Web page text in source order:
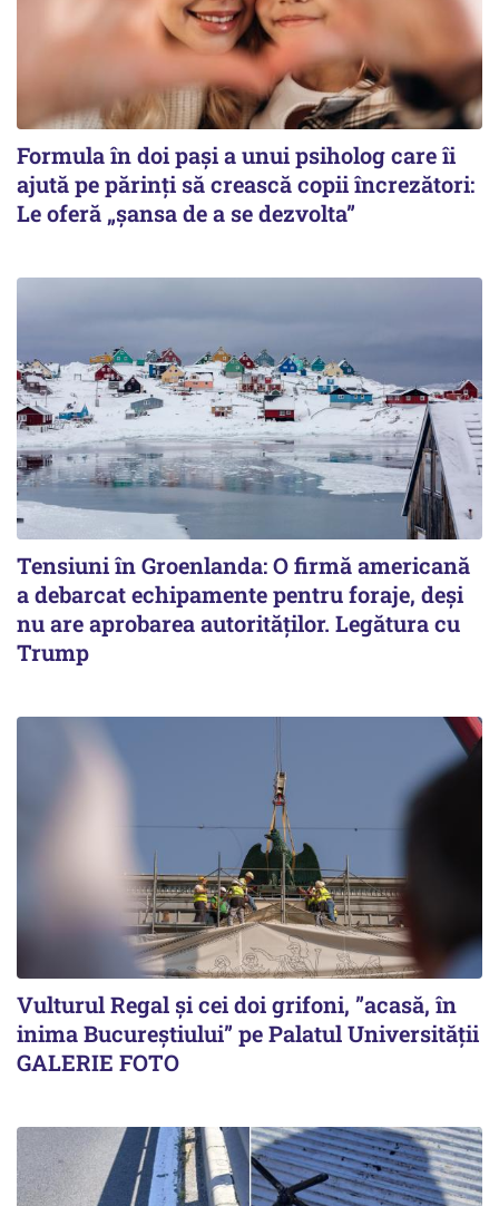
Formula în doi pași a unui psiholog care îi
ajută pe părinți să crească copii încrezători:
Le oferă „șansa de a se dezvolta”
Tensiuni în Groenlanda: O firmă americană
a debarcat echipamente pentru foraje, deși
nu are aprobarea autorităților. Legătura cu
Trump
Vulturul Regal și cei doi grifoni, ”acasă, în
inima Bucureștiului” pe Palatul Universității
GALERIE FOTO